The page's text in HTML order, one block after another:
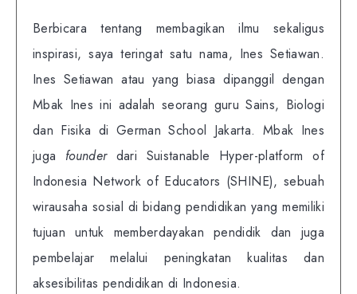
Berbicara tentang membagikan ilmu sekaligus
inspirasi, saya teringat satu nama, Ines Setiawan.
Ines Setiawan atau yang biasa dipanggil dengan
Mbak Ines ini adalah seorang guru Sains, Biologi
dan Fisika di German School Jakarta. Mbak Ines
juga founderdari Suistanable Hyper-platform of
Indonesia Network of Educators (SHINE), sebuah
wirausaha sosial di bidang pendidikan yang memiliki
tujuan untuk memberdayakan pendidik dan juga
pembelajar melalui peningkatan kualitas dan
aksesibilitas pendidikan di Indonesia.